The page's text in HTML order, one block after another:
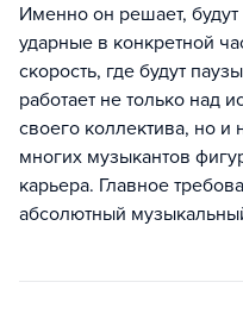
Именно он решает,
ударные в конкретной
скорость, где будут
работает не только над
своего коллектива, но
многих музыкантов
карьера. Главное
абсолютный